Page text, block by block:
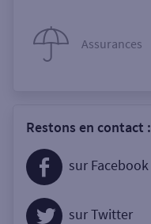
Assurances
Restons en contact :
sur Facebook
sur Twitter